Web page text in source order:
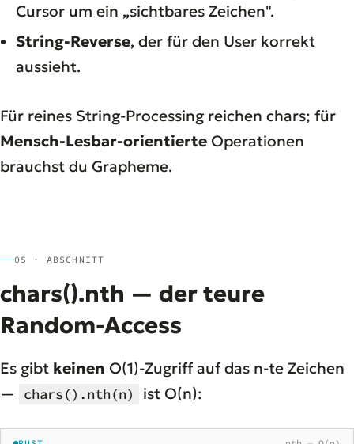
Cursor um ein „sichtbares Zeichen".
String-Reverse, der für den User korrekt
aussieht.
Für reines String-Processing reichen chars; für
Mensch-Lesbar-orientierte Operationen
brauchst du Grapheme.
05 · ABSCHNITT
chars().nth — der teure
Random-Access
Es gibt keinen O(1)-Zugriff auf das n-te Zeichen
—
chars().nth(n) ist O(n):